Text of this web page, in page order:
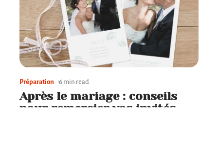
Préparation 6 min read
Après le mariage : conseils
pour remercier vos invités